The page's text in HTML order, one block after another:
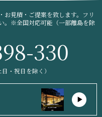
お見積・ご提案を致します。フリ
。※全国対応可能（一部離島を除
330
・祝日を除く）